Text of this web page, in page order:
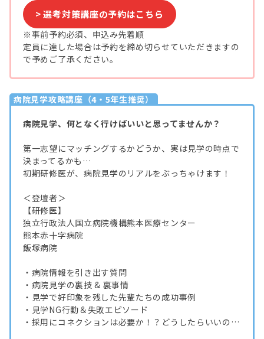
> 選考対策講座の予約はこちら
※事前予約必須、申込み先着順
定員に達した場合は予約を締め切らせていただきますの
で予めご了承ください。
病院見学攻略講座（4・5年生推奨）
病院見学、何となく行けばいいと思ってませんか？
第一志望にマッチングするかどうか、実は見学の時点で
決まってるかも…
初期研修医が、病院見学のリアルをぶっちゃけます！
＜登壇者＞
【研修医】
独立行政法人国立病院機構熊本医療センター
熊本赤十字病院
飯塚病院
・病院情報を引き出す質問
・病院見学の裏技 & 裏事情
・見学で好印象を残した先輩たちの成功事例
・見学NG行動＆失敗エピソード
・採用にコネクションは必要か！？どうしたらいいの…